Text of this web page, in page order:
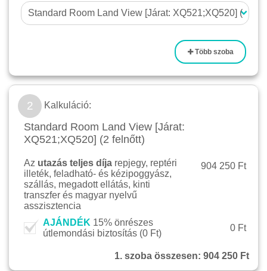
Több szoba
2 Kalkuláció:
Standard Room Land View [Járat:
XQ521;XQ520] (2 felnőtt)
Az utazás teljes díja repjegy, reptéri
illeték, feladható- és kézipoggyász,
szállás, megadott ellátás, kinti
transzfer és magyar nyelvű
asszisztencia
904 250 Ft
AJÁNDÉK 15% önrészes
útlemondási biztosítás (0 Ft)
0 Ft
1. szoba összesen: 904 250 Ft